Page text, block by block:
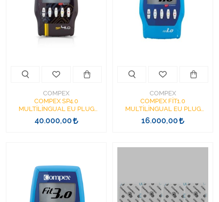
Kişisel Bakım ve Sağlık
Kişisel Bakım ve Sağlık
Ortopedi Ürünleri
Ortopedi Ürünleri
Sarf Malzemeleri
Sarf Malzemeleri
Sarf Malzemeleri
COMPEX
COMPEX SP4.0
MULTİLİNGUAL EU PLUG
TENS CİHAZI
40.000,00
COMPEX
COMPEX FİT1.0
MULTİLİNGUAL EU PLUG
TENS CİHAZI
16.000,00